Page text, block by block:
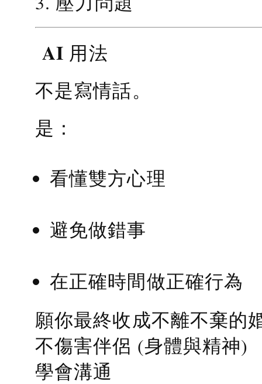
AI 用法
不是寫情話。
是：
看懂雙方心理
避免做錯事
在正確時間做正確行為
願你最終收成不離不棄的
不傷害伴侶 (身體與精神)
學會溝通